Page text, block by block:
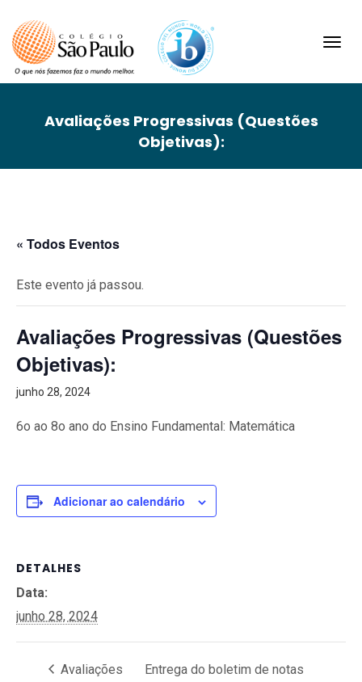
Avaliações Progressivas (Questões
Objetivas):
« Todos Eventos
Este evento já passou.
Avaliações Progressivas (Questões
Objetivas):
junho 28, 2024
6o ao 8o ano do Ensino Fundamental: Matemática
Adicionar ao calendário
DETALHES
Data:
junho 28, 2024
Avaliações
Entrega do boletim de notas